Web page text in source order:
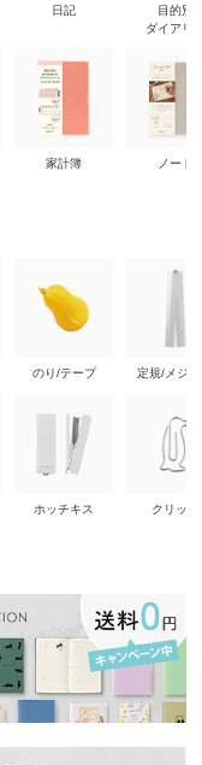
日記
家計簿
目的別
ダイアリ
ノート
のり/テープ
ホッチキス
定規/メジ
クリップ